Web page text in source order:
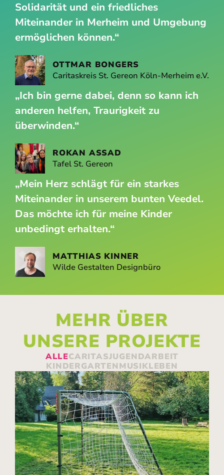
Solidarität und ein friedliches
Miteinander in Merheim und Umgebung
ermöglichen können.“
OTTMAR BONGERS
Caritaskreis St. Gereon Köln-Merheim e.V.
„Ich bin gerne dabei, denn so kann ich
anderen helfen, Traurigkeit zu
überwinden.“
ROKAN ASSAD
Tafel St. Gereon
„Mein Herz schlägt für ein starkes
Miteinander in unserem bunten Veedel.
Das möchte ich für meine Kinder
unbedingt erhalten.“
MATTHIAS KINNER
Wilde Gestalten Designbüro
MEHR ÜBER
UNSERE PROJEKTE
CARITASJUGENDARBEIT
KINDERGARTENMUSIKLEBEN
ALLE